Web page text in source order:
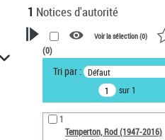
1 Notices d'autorité
VOTRE RECHERCHE
Recherche avancée dans les
notices d’autorité
Œuvres liées à l'auteur :
Temperton, Rod (1947-2016)
Voir la sélection (0)
(0)
Tri par : Défaut
sur 1
1
Temperton, Rod (1947-2016)